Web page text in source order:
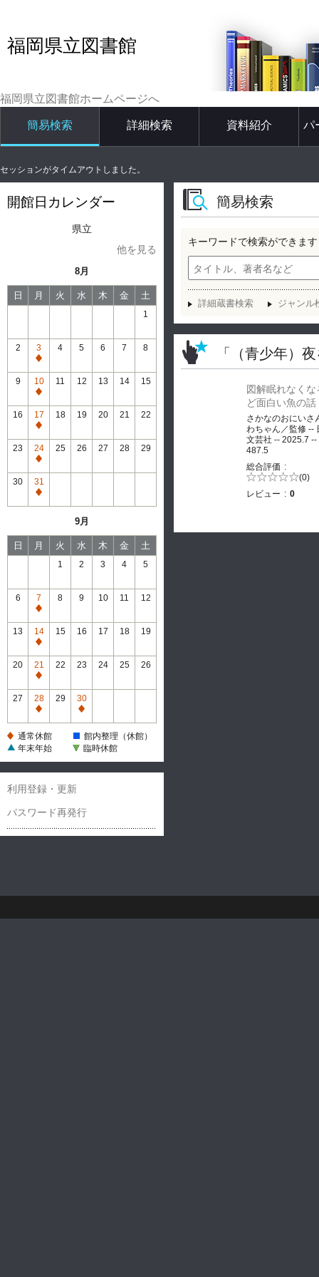
福岡県立図書館
福岡県立図書館ホームページへ
簡易検索 詳細検索 資料紹介 パ
セッションがタイムアウトしました。
開館日カレンダー
県立
他を見る
8月
日 月 火 水 木 金 土
1
2
3
通
常
休
館
4 5 6 7 8
9
10
通
常
休
館
11 12 13 14 15
16
17
通
常
休
館
18 19 20 21 22
23
24
通
常
休
館
25 26 27 28 29
30
31
通
館
9月
日 月 火 水 木 金 土
1 2 3 4 5
6
7
通
常
休
館
8 9 10 11 12
13
14
通
常
休
館
15 16 17 18 19
20
21
通
常
休
館
22 23 24 25 26
27
28
通
休
29
30
通
休
通常休館
館内整理（休館）
年末年始
臨時休館
利用登録・更新
パスワード再発行
簡易検索
キーワードで検索ができます
詳細蔵書検索 ジャンル
「（青少年）
図解眠れなくな
ど面白い魚の話
さかなのおにいさ
わちゃん／監修 --
文芸社 -- 2025.7 --
487.5
総合評価
5段階評価の (0)
レビュー
0